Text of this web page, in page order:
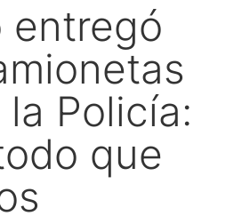
entregó
Policía:
que